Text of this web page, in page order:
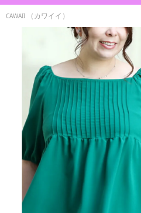
CAWAII （カワイイ）